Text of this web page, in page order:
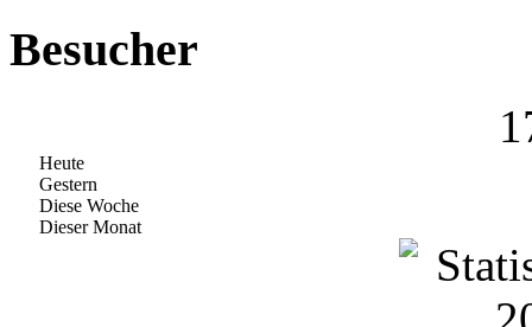
Besucher
Heute
Gestern
Diese Woche
Dieser Monat